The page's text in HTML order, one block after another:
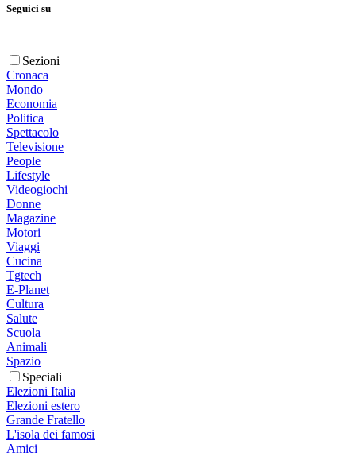
Seguici su
Sezioni
Cronaca
Mondo
Economia
Politica
Spettacolo
Televisione
People
Lifestyle
Videogiochi
Donne
Magazine
Motori
Viaggi
Cucina
Tgtech
E-Planet
Cultura
Salute
Scuola
Animali
Spazio
Speciali
Elezioni Italia
Elezioni estero
Grande Fratello
L'isola dei famosi
Amici